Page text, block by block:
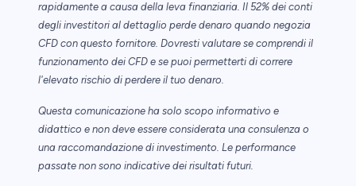
rapidamente a causa della leva finanziaria. Il 52% dei conti
degli investitori al dettaglio perde denaro quando negozia
CFD con questo fornitore. Dovresti valutare se comprendi il
funzionamento dei CFD e se puoi permetterti di correre
l'elevato rischio di perdere il tuo denaro.
Questa comunicazione ha solo scopo informativo e
didattico e non deve essere considerata una consulenza o
una raccomandazione di investimento. Le performance
passate non sono indicative dei risultati futuri.